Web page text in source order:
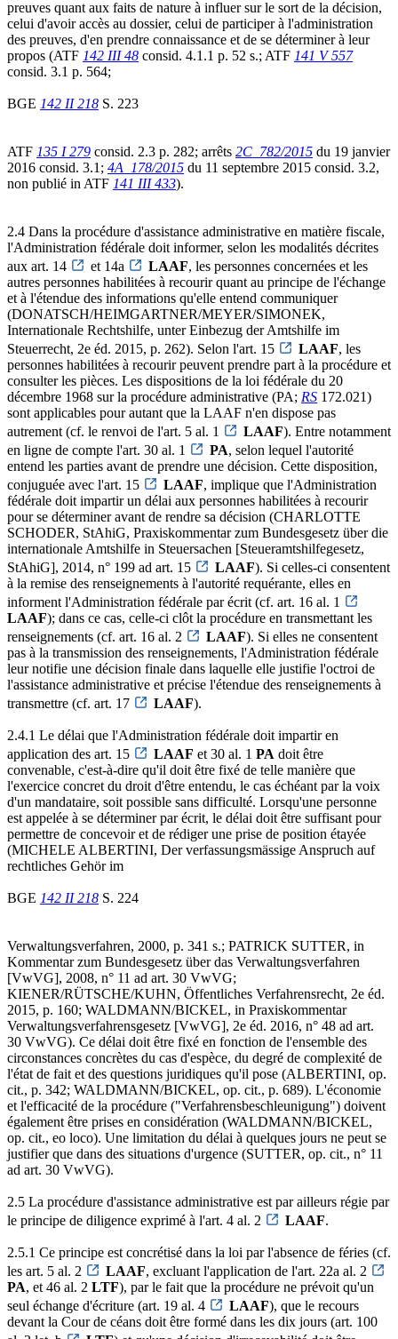
preuves quant aux faits de nature à influer sur le sort de la décision,
celui d'avoir accès au dossier, celui de participer à l'administration
des preuves, d'en prendre connaissance et de se déterminer à leur
propos (ATF 142 III 48 consid. 4.1.1 p. 52 s.; ATF 141 V 557
consid. 3.1 p. 564;
BGE 142 II 218 S. 223
ATF 135 I 279 consid. 2.3 p. 282; arrêts 2C_782/2015 du 19 janvier
2016 consid. 3.1; 4A_178/2015 du 11 septembre 2015 consid. 3.2,
non publié in ATF 141 III 433).
2.4 Dans la procédure d'assistance administrative en matière fiscale,
l'Administration fédérale doit informer, selon les modalités décrites
aux art. 14
et 14a LAAF, les personnes concernées et les
autres personnes habilitées à recourir quant au principe de l'échange
et à l'étendue des informations qu'elle entend communiquer
(DONATSCH/HEIMGARTNER/MEYER/SIMONEK,
Internationale Rechtshilfe, unter Einbezug der Amtshilfe im
Steuerrecht, 2e éd. 2015, p. 262). Selon l'art. 15
LAAF, les
personnes habilitées à recourir peuvent prendre part à la procédure et
consulter les pièces. Les dispositions de la loi fédérale du 20
décembre 1968 sur la procédure administrative (PA; RS 172.021)
sont applicables pour autant que la LAAF n'en dispose pas
autrement (cf. le renvoi de l'art. 5 al. 1
LAAF). Entre notamment
en ligne de compte l'art. 30 al. 1
PA, selon lequel l'autorité
entend les parties avant de prendre une décision. Cette disposition,
conjuguée avec l'art. 15
LAAF, implique que l'Administration
fédérale doit impartir un délai aux personnes habilitées à recourir
pour se déterminer avant de rendre sa décision (CHARLOTTE
SCHODER, StAhiG, Praxiskommentar zum Bundesgesetz über die
internationale Amtshilfe in Steuersachen [Steueramtshilfegesetz,
StAhiG], 2014, n° 199 ad art. 15
LAAF). Si celles-ci consentent
à la remise des renseignements à l'autorité requérante, elles en
informent l'Administration fédérale par écrit (cf. art. 16 al. 1
LAAF); dans ce cas, celle-ci clôt la procédure en transmettant les
renseignements (cf. art. 16 al. 2
LAAF). Si elles ne consentent
pas à la transmission des renseignements, l'Administration fédérale
leur notifie une décision finale dans laquelle elle justifie l'octroi de
l'assistance administrative et précise l'étendue des renseignements à
transmettre (cf. art. 17
LAAF).
2.4.1 Le délai que l'Administration fédérale doit impartir en
application des art. 15
LAAF et 30 al. 1 PA doit être
convenable, c'est-à-dire qu'il doit être fixé de telle manière que
l'exercice concret du droit d'être entendu, le cas échéant par la voix
d'un mandataire, soit possible sans difficulté. Lorsqu'une personne
est appelée à se déterminer par écrit, le délai doit être suffisant pour
permettre de concevoir et de rédiger une prise de position étayée
(MICHELE ALBERTINI, Der verfassungsmässige Anspruch auf
rechtliches Gehör im
BGE 142 II 218 S. 224
Verwaltungsverfahren, 2000, p. 341 s.; PATRICK SUTTER, in
Kommentar zum Bundesgesetz über das Verwaltungsverfahren
[VwVG], 2008, n° 11 ad art. 30 VwVG;
KIENER/RÜTSCHE/KUHN, Öffentliches Verfahrensrecht, 2e éd.
2015, p. 160; WALDMANN/BICKEL, in Praxiskommentar
Verwaltungsverfahrensgesetz [VwVG], 2e éd. 2016, n° 48 ad art.
30 VwVG). Ce délai doit être fixé en fonction de l'ensemble des
circonstances concrètes du cas d'espèce, du degré de complexité de
l'état de fait et des questions juridiques qu'il pose (ALBERTINI, op.
cit., p. 342; WALDMANN/BICKEL, op. cit., p. 689). L'économie
et l'efficacité de la procédure ("Verfahrensbeschleunigung") doivent
également être prises en considération (WALDMANN/BICKEL,
op. cit., eo loco). Une limitation du délai à quelques jours ne peut se
justifier que dans des situations d'urgence (SUTTER, op. cit., n° 11
ad art. 30 VwVG).
2.5 La procédure d'assistance administrative est par ailleurs régie par
le principe de diligence exprimé à l'art. 4 al. 2
LAAF.
2.5.1 Ce principe est concrétisé dans la loi par l'absence de féries (cf.
les art. 5 al. 2
LAAF, excluant l'application de l'art. 22a al. 2
PA, et 46 al. 2 LTF), par le fait que la procédure ne prévoit qu'un
seul échange d'écriture (art. 19 al. 4
LAAF), que le recours
devant la Cour de céans doit être formé dans les dix jours (art. 100